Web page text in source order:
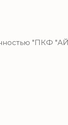
"ПКФ